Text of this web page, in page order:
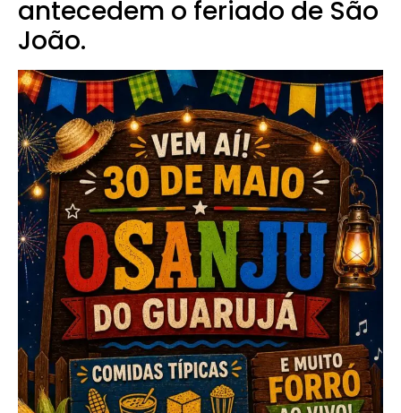
antecedem o feriado de São
João.